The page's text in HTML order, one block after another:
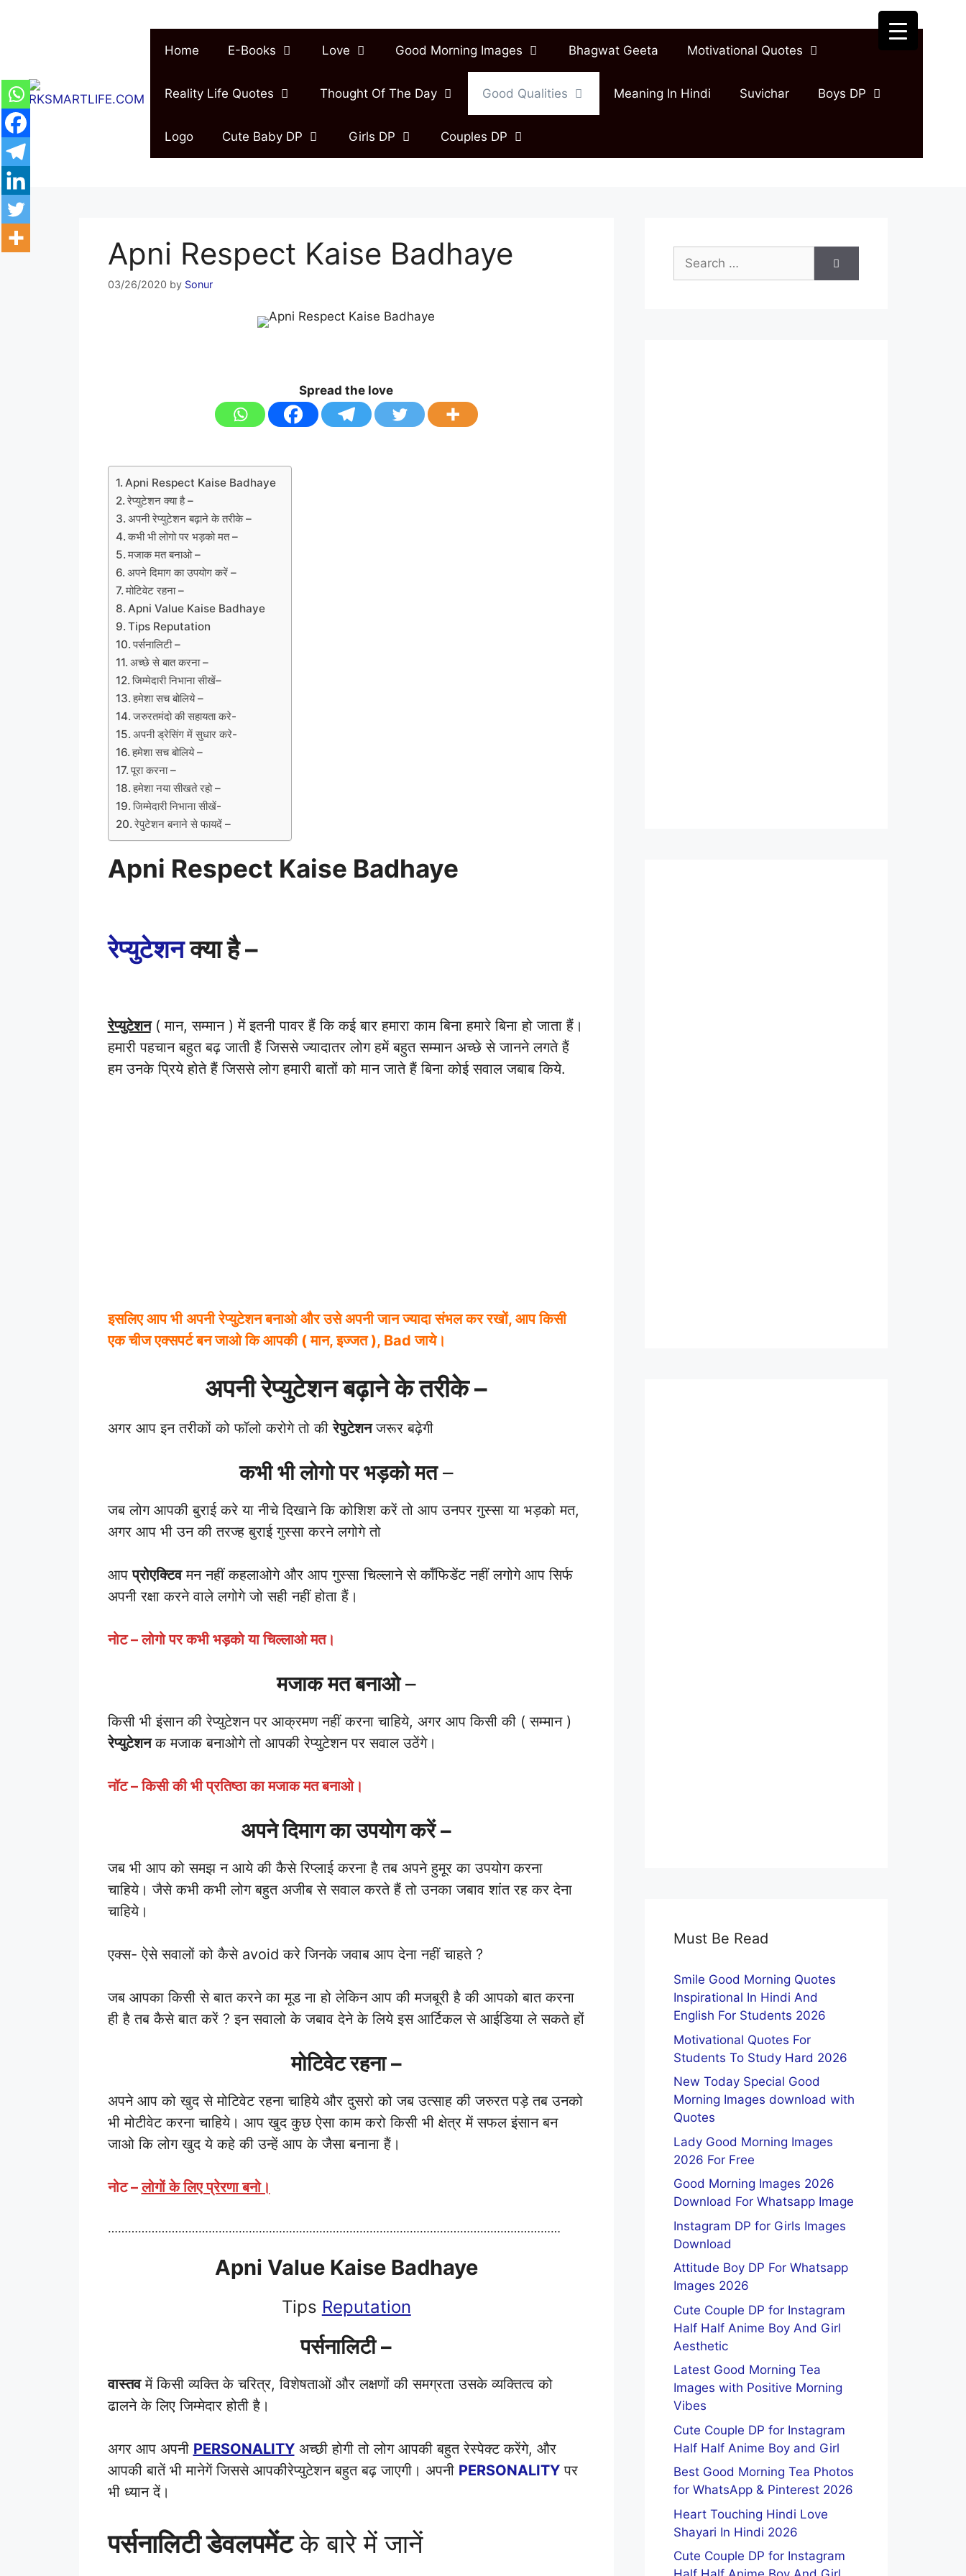
Home E-Books Love Good Morning Images Bhagwat Geeta Motivational Quotes
Reality Life Quotes Thought Of The Day Good Qualities Meaning In Hindi Suvichar Boys DP
Logo Cute Baby DP Girls DP Couples DP
Apni Respect Kaise Badhaye
03/26/2020 by Sonur
Spread the love
Apni Respect Kaise Badhaye
रेप्युटेशन क्या है –
अपनी रेप्युटेशन बढ़ाने के तरीके –
कभी भी लोगो पर भड़को मत –
मजाक मत बनाओ –
अपने दिमाग का उपयोग करें –
मोटिवेट रहना –
Apni Value Kaise Badhaye
Tips Reputation
पर्सनालिटी –
अच्छे से बात करना –
जिम्मेदारी निभाना सीखें–
हमेशा सच बोलिये –
जरुरतमंदो की सहायता करे-
अपनी ड्रेसिंग में सुधार करे-
हमेशा सच बोलिये –
पूरा करना –
हमेशा नया सीखते रहो –
जिम्मेदारी निभाना सीखें-
रेपुटेशन बनाने से फायदें –
Apni Respect Kaise Badhaye
रेप्युटेशनक्या है –
रेप्युटेशन( मान, सम्मान ) में इतनी पावर हैं कि कई बार हमारा काम बिना हमारे बिना हो जाता हैं।
हमारी पहचान बहुत बढ़ जाती हैं जिससे ज्यादातर लोग हमें बहुत सम्मान अच्छे से जानने लगते हैं
हम उनके प्रिये होते हैं जिससे लोग हमारी बातों को मान जाते हैं बिना कोई सवाल जबाब किये.
इसलिए आप भी अपनी रेप्युटेशन बनाओ और उसे अपनी जान ज्यादा संभल कर रखों, आप किसी
एक चीज एक्सपर्ट बन जाओ कि आपकी ( मान, इज्जत ), Bad जाये।
अपनी रेप्युटेशन बढ़ाने के तरीके –
अगर आप इन तरीकों को फॉलो करोगे तो कीरेपुटेशनजरूर बढ़ेगी
कभी भी लोगो पर भड़को मत–
जब लोग आपकी बुराई करे या नीचे दिखाने कि कोशिश करें तो आप उनपर गुस्सा या भड़को मत,
अगर आप भी उन की तरज्ह बुराई गुस्सा करने लगोगे तो
आपप्रोएक्टिवमन नहीं कहलाओगे और आप गुस्सा चिल्लाने से कॉंफिडेंट नहीं लगोगे आप सिर्फ
अपनी रक्षा करने वाले लगोगे जो सही नहीं होता हैं।
नोट – लोगो पर कभी भड़को या चिल्लाओ मत।
मजाक मत बनाओ–
किसी भी इंसान की रेप्युटेशन पर आक्रमण नहीं करना चाहिये, अगर आप किसी की ( सम्मान )
रेप्युटेशनक मजाक बनाओगे तो आपकी रेप्युटेशन पर सवाल उठेंगे।
नॉट – किसी की भी प्रतिष्ठा का मजाक मत बनाओ।
अपने दिमाग का उपयोग करें –
जब भी आप को समझ न आये की कैसे रिप्लाई करना है तब अपने हुमूर का उपयोग करना
चाहिये। जैसे कभी कभी लोग बहुत अजीब से सवाल करते हैं तो उनका जबाव शांत रह कर देना
चाहिये।
एक्स- ऐसे सवालों को कैसे avoid करे जिनके जवाब आप देना नहीं चाहते ?
जब आपका किसी से बात करने का मूड ना हो लेकिन आप की मजबूरी है की आपको बात करना
ही है तब कैसे बात करें ? इन सवालो के जबाव देने के लिये इस आर्टिकल से आईडिया ले सकते हों
मोटिवेट रहना –
अपने आप को खुद से मोटिवेट रहना चाहिये और दुसरो को जब उत्साह की जरुरत पड़े तब उनको
भी मोटीवेट करना चाहिये। आप खुद कुछ ऐसा काम करो किसी भी क्षेत्र में सफल इंसान बन
जाओ कि लोग खुद ये कहे की उन्हें आप के जैसा बनाना हैं।
नोट –लोगों के लिए प्रेरणा बनो।
………………………………………………………………………………………………………………………
Apni Value Kaise Badhaye
Tips Reputation
पर्सनालिटी –
वास्तवमें किसी व्यक्ति के चरित्र, विशेषताओं और लक्षणों की समग्रता उसके व्यक्तित्व को
ढालने के लिए जिम्मेदार होती है।
अगर आप अपनी PERSONALITYअच्छी होगी तो लोग आपकी बहुत रेस्पेक्ट करेंगे, और
आपकी बातें भी मानेगें जिससे आपकीरेप्युटेशन बहुत बढ़ जाएगी। अपनी PERSONALITYपर
भी ध्यान दें।
पर्सनालिटी डेवलपमेंटके बारे में जानें
Search
for:
Must Be Read
Smile Good Morning Quotes
Inspirational In Hindi And
English For Students 2026
Motivational Quotes For
Students To Study Hard 2026
New Today Special Good
Morning Images download with
Quotes
Lady Good Morning Images
2026 For Free
Good Morning Images 2026
Download For Whatsapp Image
Instagram DP for Girls Images
Download
Attitude Boy DP For Whatsapp
Images 2026
Cute Couple DP for Instagram
Half Half Anime Boy And Girl
Aesthetic
Latest Good Morning Tea
Images with Positive Morning
Vibes
Cute Couple DP for Instagram
Half Half Anime Boy and Girl
Best Good Morning Tea Photos
for WhatsApp & Pinterest 2026
Heart Touching Hindi Love
Shayari In Hindi 2026
Cute Couple DP for Instagram